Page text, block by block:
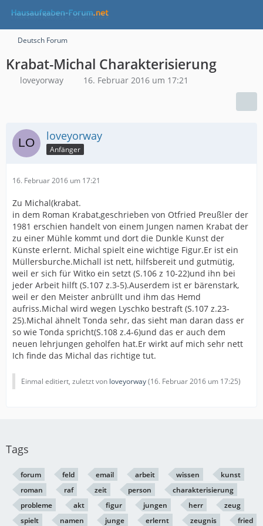
Deutsch Forum
Krabat-Michal Charakterisierung
loveyorway 16. Februar 2016 um 17:21
loveyorway
Anfänger
16. Februar 2016 um 17:21
Zu Michal(krabat.
in dem Roman Krabat,geschrieben von Otfried Preußler der
1981 erschien handelt von einem Jungen namen Krabat der
zu einer Mühle kommt und dort die Dunkle Kunst der
Künste erlernt. Michal spielt eine wichtige Figur.Er ist ein
Müllersburche.Michall ist nett, hilfsbereit und gutmütig,
weil er sich für Witko ein setzt (S.106 z 10-22)und ihn bei
jeder Arbeit hilft (S.107 z.3-5).Auserdem ist er bärenstark,
weil er den Meister anbrüllt und ihm das Hemd
aufriss.Michal wird wegen Lyschko bestraft (S.107 z.23-
25).Michal ähnelt Tonda sehr, das sieht man daran dass er
so wie Tonda spricht(S.108 z.4-6)und das er auch dem
neuen lehrjungen geholfen hat.Er wirkt auf mich sehr nett
Ich finde das Michal das richtige tut.
Einmal editiert, zuletzt von loveyorway(16. Februar 2016 um 17:25)
Tags
forum feld email arbeit wissen
kunst
roman
raf zeit person
charakterisierung
probleme
akt figur jungen herr
zeug
spielt
namen junge erlernt zeugnis fried